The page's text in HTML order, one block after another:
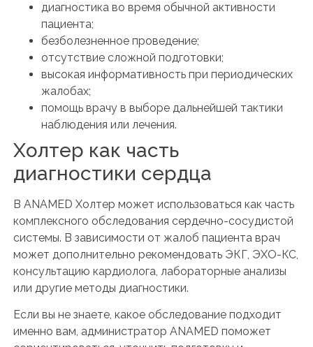
диагностика во время обычной активности
пациента;
безболезненное проведение;
отсутствие сложной подготовки;
высокая информативность при периодических
жалобах;
помощь врачу в выборе дальнейшей тактики
наблюдения или лечения.
Холтер как часть
диагностики сердца
В ANAMED Холтер может использоваться как часть
комплексного обследования сердечно-сосудистой
системы. В зависимости от жалоб пациента врач
может дополнительно рекомендовать ЭКГ, ЭХО-КС,
консультацию кардиолога, лабораторные анализы
или другие методы диагностики.
Если вы не знаете, какое обследование подходит
именно вам, администратор ANAMED поможет